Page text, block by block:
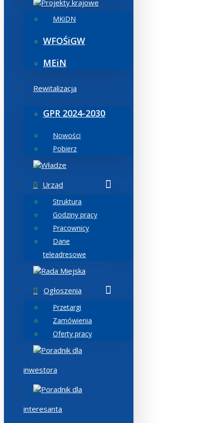
Projekty krajowe
MKiDN
WFOŚiGW
MEiN
Rewitalizacja
GPR 2024-2030
Nowości
Pobierz
Władze
Urząd
Struktura
Godziny pracy
Pracownicy
Dane
teleadresowe
Rada Miejska
Ogłoszenia
Przetargi
Zamówienia
Oferty pracy
Poradnik dla
inwestora
Poradnik dla
interesanta